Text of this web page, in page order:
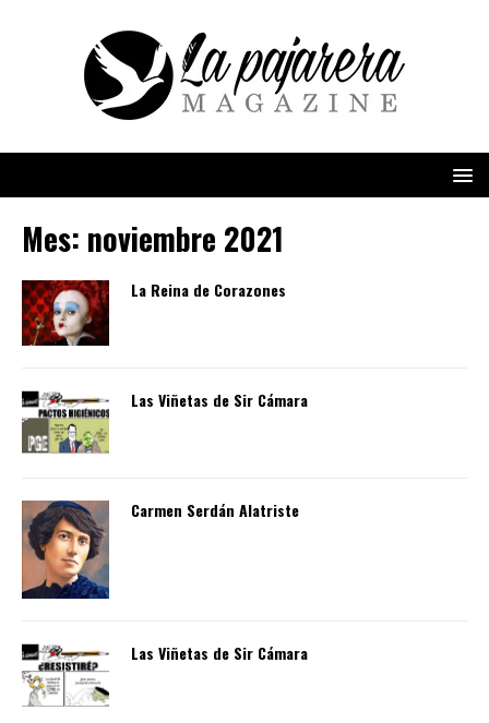
Mes: noviembre 2021
La Reina de Corazones
Las Viñetas de Sir Cámara
Carmen Serdán Alatriste
Las Viñetas de Sir Cámara